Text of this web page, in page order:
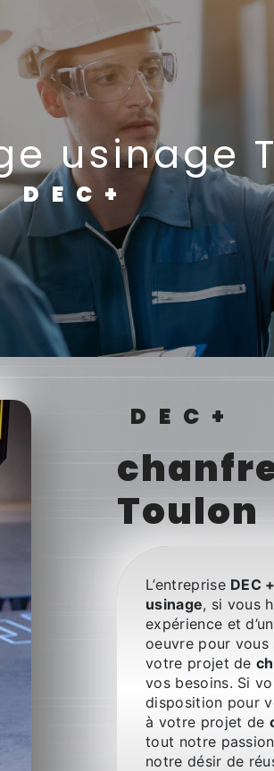
usinage
DEC+
DEC+
Toulon
L’entreprise DEC
usinage, si vous
expérience et
oeuvre pour vous
votre projet de
vos besoins. Si
disposition pour
à votre projet de
tout notre
notre désir de